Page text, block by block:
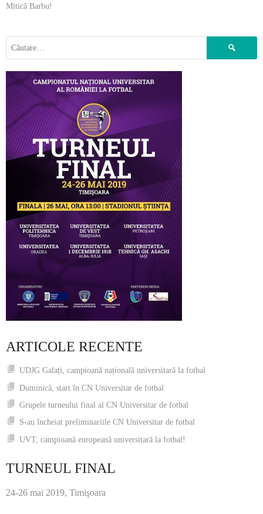
Mitică Barbu!
ARTICOLE RECENTE
UDJG Galați, campioană națională universitară la fotbal
Duminică, start în CN Universitar de fotbal
Grupele turneului final al CN Universitar de fotbal
S-au încheiat preliminariile CN Universitar de fotbal
UVT, campioană europeană universitară la fotbal!
TURNEUL FINAL
24-26 mai 2019, Timişoara